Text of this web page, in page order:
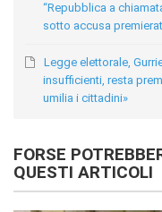
“Repubblica a
sotto accusa
Legge elettorale,
insufficienti, resta
umilia i cittadini»
FORSE
QUESTI ARTICOLI